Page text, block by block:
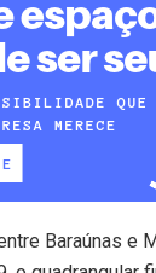
Baraúnas e